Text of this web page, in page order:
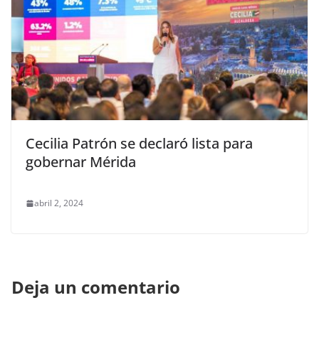
Cecilia Patrón se declaró lista para
gobernar Mérida
abril 2, 2024
Deja un comentario